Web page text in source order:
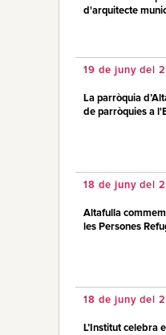
d'arquitecte
19 de juny del
La parròquia
de parròquies a
18 de juny del
Altafulla
les Persones
18 de juny del
L’Institut celebra